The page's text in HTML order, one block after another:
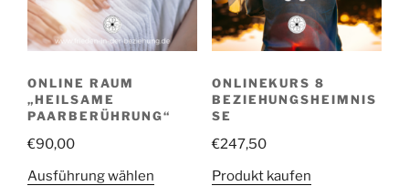
ONLINE RAUM
„HEILSAME
PAARBERÜHRUNG“
€90,00
Ausführung wählen
ONLINEKURS 8
BEZIEHUNGSHEIMNIS
SE
€247,50
Produkt kaufen